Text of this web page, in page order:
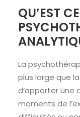
QU’EST
La
plus large que
d’apporter une
moments de